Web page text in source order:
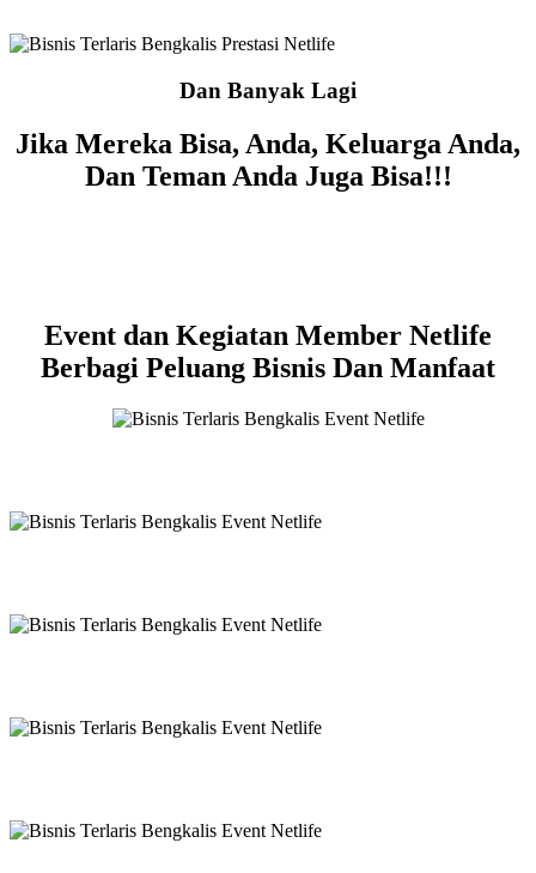
Dan Banyak Lagi
Jika Mereka Bisa, Anda, Keluarga Anda,
Dan Teman Anda Juga Bisa!!!
Event dan Kegiatan Member Netlife
Berbagi Peluang Bisnis Dan Manfaat